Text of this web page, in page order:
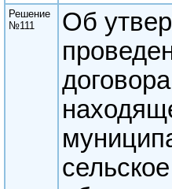
Решение
№111
Об